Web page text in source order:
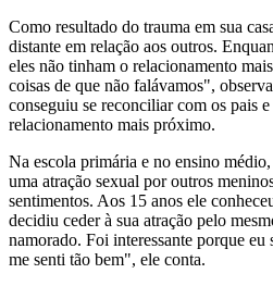
Como resultado do trauma em sua
distante em relação aos outros.
eles não tinham o relacionamento
coisas de que não falávamos",
conseguiu se reconciliar com os pais
relacionamento mais próximo.
Na escola primária e no ensino
uma atração sexual por outros
sentimentos. Aos 15 anos ele
decidiu ceder à sua atração pelo
namorado. Foi interessante porque eu
me senti tão bem", ele conta.